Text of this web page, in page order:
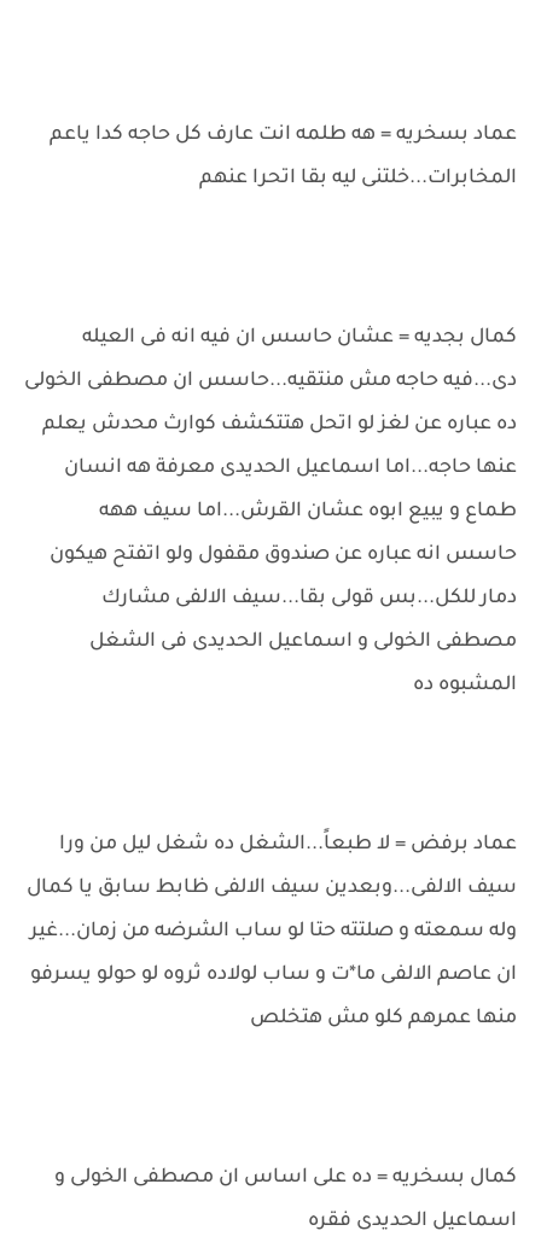
عماد بسخريه = هه طلمه انت عارف كل حاجه كدا ياعم
المخابرات...خلتنى ليه بقا اتحرا عنهم
كمال بجديه = عشان حاسس ان فيه انه فى العيله
دى...فيه حاجه مش منتقيه...حاسس ان مصطفى الخولى
ده عباره عن لغز لو اتحل هتتكشف كوارث محدش يعلم
عنها حاجه...اما اسماعيل الحديدى معرفة هه انسان
طماع و يبيع ابوه عشان القرش...اما سيف ههه
حاسس انه عباره عن صندوق مقفول ولو اتفتح هيكون
دمار للكل...بس قولى بقا...سيف الالفى مشارك
مصطفى الخولى و اسماعيل الحديدى فى الشغل
المشبوه ده
عماد برفض = لا طبعاً...الشغل ده شغل ليل من ورا
سيف الالفى...وبعدين سيف الالفى ظابط سابق يا كمال
وله سمعته و صلتته حتا لو ساب الشرضه من زمان...غير
ان عاصم الالفى ما*ت و ساب لولاده ثروه لو حولو يسرفو
منها عمرهم كلو مش هتخلص
كمال بسخريه = ده على اساس ان مصطفى الخولى و
اسماعيل الحديدى فقره